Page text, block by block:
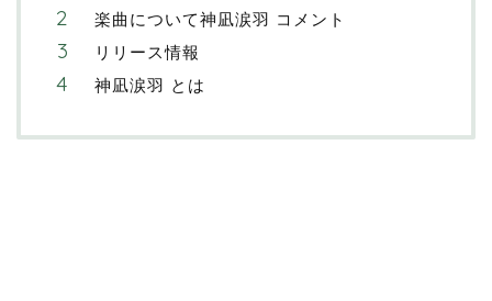
楽曲について神凪涙羽 コメント
リリース情報
神凪涙羽 とは